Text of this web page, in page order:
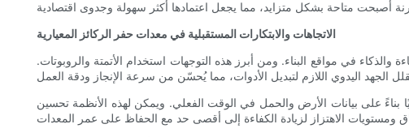
الاتجاهات والابتكارات المستقبلية في معدات حفر الركائز المعيارية
والذكاء في مواقع البناء. ومن أبرز هذه التوجهات استخدام الأتمتة والروبوتات.
بناءً على بيانات الأرض والحمل في الوقت الفعلي. ويمكن لهذه الأنظمة تحسين